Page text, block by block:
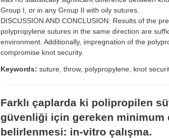
Group I, or in any Group II with oily sutures.
DISCUSSION AND CONCLUSION: Results of the
polypropylene sutures in the same direction are
environment. Additionally, impregnation of the
compromise knot security.
Keywords: suture, throw, polypropylene, knot
Farklı çaplarda ki polipropilen
güvenliği için gereken minimum
belirlenmesi: in-vitro çalışma.